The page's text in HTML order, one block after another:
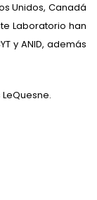
Unidos, Canadá
Laboratorio han
y ANID, además